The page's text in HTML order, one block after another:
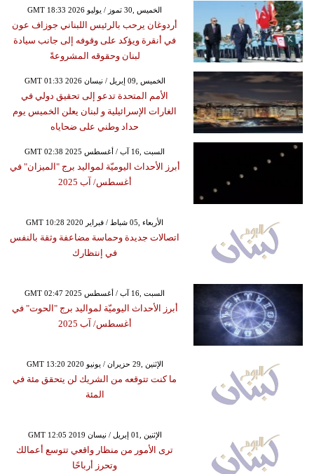
GMT 18:33 2026 الخميس ,30 تموز / يوليو
أردوغان يرحب بالرئيس اللبناني جوزاف عون
في أنقرة ويؤكد على وقوفه إلى جانب سيادة
لبنان وحقوقه المشروعةً
GMT 01:33 2026 الخميس ,09 إبريل / نيسان
الأمم المتحدة تدعو إلى تحقيق دولي في
الغارات الإسرائيلية و لبنان يعلن الخميس يوم
حداد وطني على ضحاياه
GMT 02:38 2025 السبت ,16 آب / أغسطس
أبرز الأحداث اليوميّة لمواليد برج "الميزان" في
أغسطس/ آب 2025
GMT 10:28 2020 الأربعاء ,05 شباط / فبراير
اتصالات جديدة وحماسة مضاعفة وثقة بالنفس
في إنتظارك
GMT 02:47 2025 السبت ,16 آب / أغسطس
أبرز الأحداث اليوميّة لمواليد برج "الحوت" في
أغسطس/ آب 2025
GMT 13:20 2020 الإثنين ,29 حزيران / يونيو
ما كنت تتوقعه من الشريك لن يتحقق مئة في
المئة
GMT 12:05 2019 الإثنين ,01 إبريل / نيسان
ترى الأمور من منظار واقعي تتوسع أعمالك
وتحرز أرباحًا